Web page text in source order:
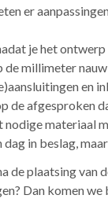
er
je het
millimeter
en
de afgesproken
nodige materiaal
dag in beslag,
de plaatsing van
Dan komen we